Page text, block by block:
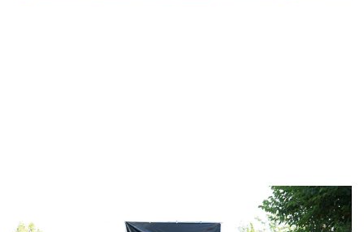
Pamukkale'de Kekik ve Lavanta Festi..